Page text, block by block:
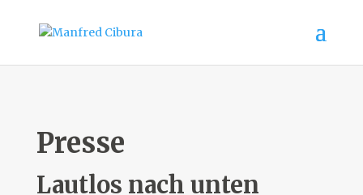
Presse
Lautlos nach unten